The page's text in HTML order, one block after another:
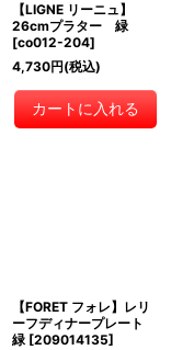
【LIGNE リーニュ】
26cmプラター 緑
[co012-204]
4,730円(税込)
カートに入れる
【FORET フォレ】レリ
ーフディナープレート
緑 [209014135]